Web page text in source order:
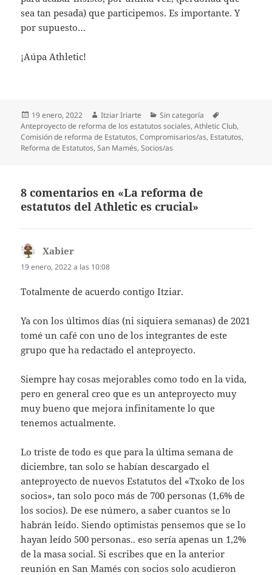
sea tan pesada) que participemos. Es importante. Y
por supuesto…
¡Aúpa Athletic!
Publicado
el
19 enero, 2022 Autor
Itziar Iriarte Categorías
Sin categoría
Anteproyecto de reforma de los estatutos sociales,Athletic Club,
Comisión de reforma de Estatutos,Compromisarios/as, Estatutos,
Reforma de Estatutos,San Mamés,Socios/as
8 comentarios en «La reforma de
estatutos del Athletic es crucial»
Xabier
19 enero, 2022 a las 10:08
Totalmente de acuerdo contigo Itziar.
Ya con los últimos días (ni siquiera semanas) de 2021
tomé un café con uno de los integrantes de este
grupo que ha redactado el anteproyecto.
Siempre hay cosas mejorables como todo en la vida,
pero en general creo que es un anteproyecto muy
muy bueno que mejora infinitamente lo que
tenemos actualmente.
Lo triste de todo es que para la última semana de
diciembre, tan solo se habían descargado el
anteproyecto de nuevos Estatutos del «Txoko de los
socios», tan solo poco más de 700 personas (1,6% de
los socios). De ese número, a saber cuantos se lo
habrán leído. Siendo optimistas pensemos que se lo
hayan leído 500 personas.. eso sería apenas un 1,2%
de la masa social. Si escribes que en la anterior
reunión en San Mamés con socios solo acudieron